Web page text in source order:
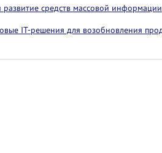
средств массовой информации
IT-решения для возобновления